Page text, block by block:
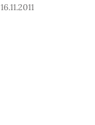
personajes, les
16.11.2011